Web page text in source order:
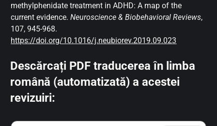
methylphenidate treatment in ADHD: A map of the
current evidence.Neuroscience & Biobehavioral Reviews,
107, 945-968.
https://doi.org/10.1016/j.neubiorev.2019.09.023
Descărcați PDF traducerea în limba
română (automatizată) a acestei
revizuiri: